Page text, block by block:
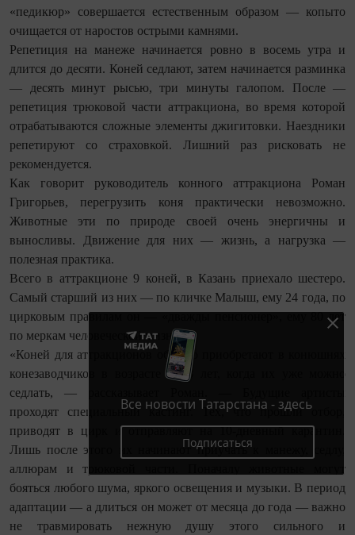
«педикюр» совершается естественным образом — копыто
очищается от наростов острыми камнями.
Репетиция на манеже начинается ровно в восемь утра и
длится до десяти. Коней седлают, затем начинается разминка
— десять минут рысью, три минуты галопом. После —
репетиция трюковой части аттракциона, во время которой
отрабатываются сложные элементы джигитовки. Наездники
репетируют со страховкой. Лишний раз рисковать не
рекомендуется.
Как говорит руководитель конного аттракциона Роман
Григорь­ев, перегрузить коня практически невозможно.
Животные эти по природе своей очень энергичны и
выносливы. Движение для них — жизнь, а нагрузка —
полезная практика.
Всего в аттракционе 9 коней, в Казань приехало шестеро.
Самый старший из них — по кличке Малыш, ему 24 года, по
цирковым правилам он — «дважды пенсионер», ему 80 лет
по меркам человеческой жизни.
«Коней для аттракционов обычно приобретают в конюшнях
конезаводчиков в возрасте 2,5-3 лет, когда их уже можно
седлать, — рассказывает Роман. — Будущие артисты
проходят специальный кастинг. Тех, что прошли отбор,
приводят в цирк и отправляют на 10-дневный карантин.
Лишь после этого их начинают приучать к манежу, седлу,
аллюрам и трюковой части. Поначалу животные могут
бояться любого шума, яркого освещения и музыки. В период
адаптации — а длиться он может от месяца до года — важно
не травмировать нежную душу этого сильного и
Все новости Татарстана - здесь
Подписаться